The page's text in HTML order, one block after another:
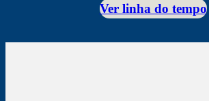
Ver linha do tempo